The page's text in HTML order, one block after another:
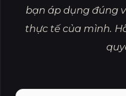
bạn áp dụng đúng
thực tế của mình.